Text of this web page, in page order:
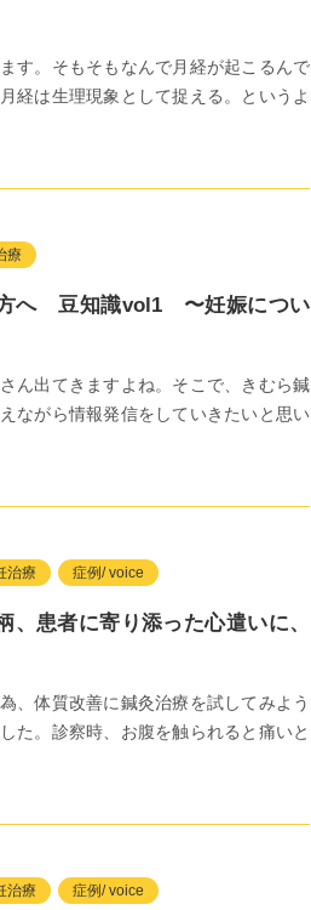
す。そもそもなんで月経が起こるんで
経は生理現象として捉える。というよ
療
方へ 豆知識vol1 〜妊娠につい
ん出てきますよね。そこで、きむら鍼
ながら情報発信をしていきたいと思い
治療 症例/ voice
患者に寄り添った心遣いに、
、体質改善に鍼灸治療を試してみよう
た。診察時、お腹を触られると痛いと
治療 症例/ voice